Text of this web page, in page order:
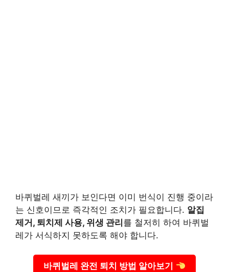
바퀴벌레 새끼가 보인다면 이미 번식이 진행 중이라
는 신호이므로 즉각적인 조치가 필요합니다. 알집
제거, 퇴치제 사용, 위생 관리를 철저히 하여 바퀴벌
레가 서식하지 못하도록 해야 합니다.
바퀴벌레 완전 퇴치 방법 알아보기